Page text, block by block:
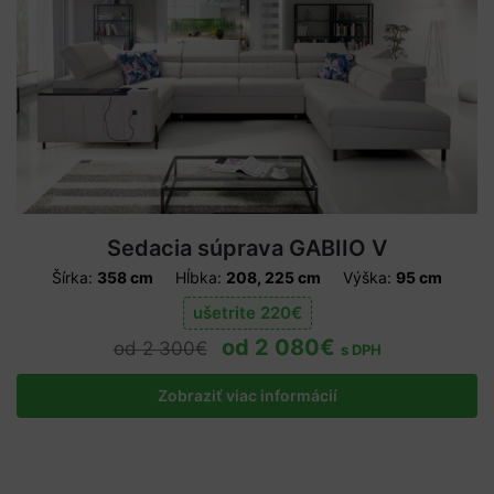
Sedacia súprava GABIIO V
Šírka: 358 cm Hĺbka: 208, 225 cm Výška: 95 cm
ušetrite 220€
2 300€ 2 080€ s DPH
Zobraziť viac informácií